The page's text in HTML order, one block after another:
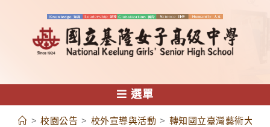
容
選單
> 校園公告 > 校外宣導與活動 > 轉知國立臺灣藝術大學